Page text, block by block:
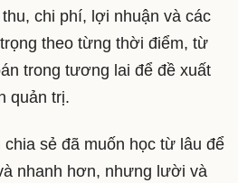
chi phí, lợi nhuận và các
theo từng thời điểm, từ
trong tương lai để đề xuất
quản trị.
chia sẻ đã muốn học từ lâu để
nhanh hơn, nhưng lười và